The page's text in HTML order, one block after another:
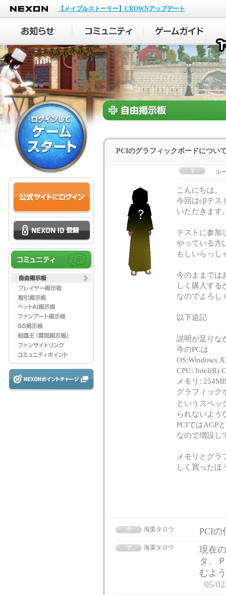
NEXON
【メイプルストーリー】CROWNアップデート
PCIのグラフィックボードについ
ル
こんにちは。
今回はcβテス
いただきます
テストに参加
やっている方
もしいらっし
今のままでは
しく購入する
なのでよろし
以下追記
説明が足りな
今のPCは
OS:Windows
CPU: Intel(R)
メモリ:
グラフィック
というスペッ
られないよう
PCIではAGP
なので増設し
メモリとグラ
しく買ったほ
海栗タロウ PCI
海栗タロウ
現在
タ、
むよ
05/